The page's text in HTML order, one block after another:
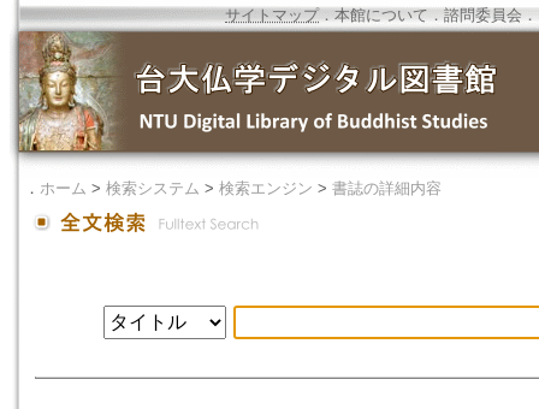
サイトマップ．本館について ． 諮問委員会 ．
． ホーム > 検索システム > 検索エンジン > 書誌の詳細内容